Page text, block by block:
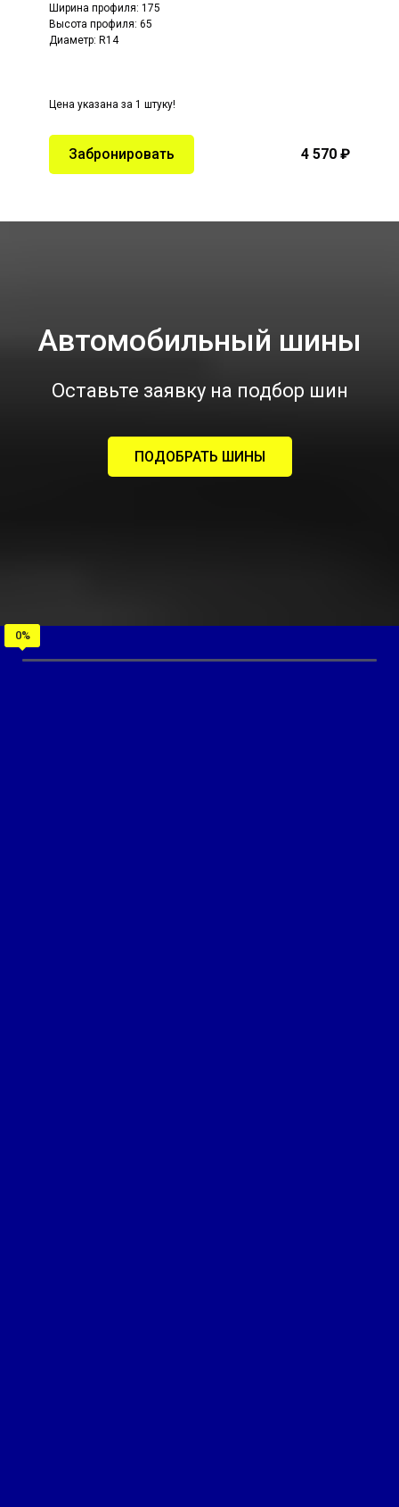
Ширина профиля: 175
Высота профиля: 65
Диаметр: R14
Цена указана за 1 штуку!
Забронировать 4 570 ₽
Автомобильный шины
Оставьте заявку на подбор шин
ПОДОБРАТЬ ШИНЫ